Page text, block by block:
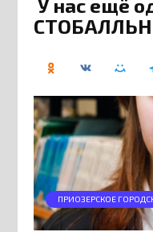
У нас ещё
ПРИОЗЕРСКОЕ